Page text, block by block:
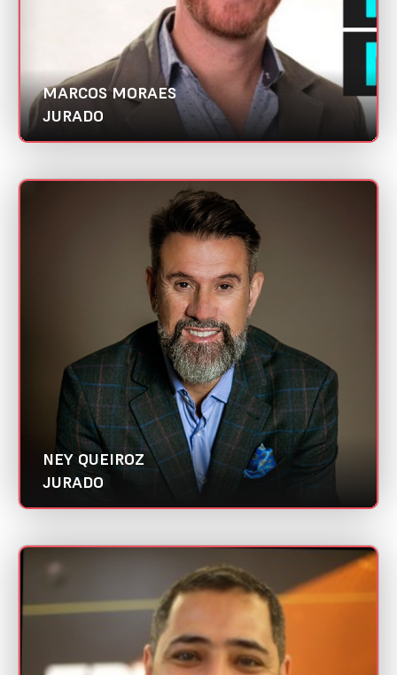
MARCOS MORAES
JURADO
NEY QUEIROZ
JURADO
Green Digital School | Abradi Nacional
Melhor case de digital branding
PAULO VICTOR
EBMQUINTTO Comunicação |
Abradi CE